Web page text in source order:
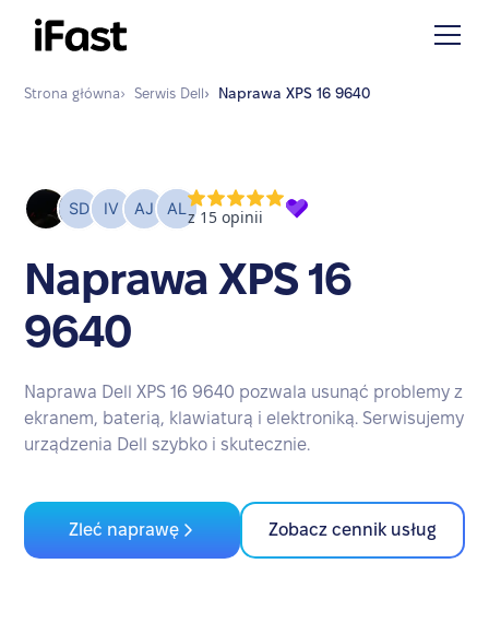
Strona główna› Serwis Dell› Naprawa XPS 16 9640
Naprawa XPS 16
9640
Naprawa Dell XPS 16 9640 pozwala usunąć problemy z
ekranem, baterią, klawiaturą i elektroniką. Serwisujemy
urządzenia Dell szybko i skutecznie.
Zleć naprawę Zobacz cennik usług